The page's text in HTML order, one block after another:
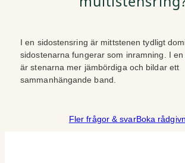
I en sidostensring är mittstenen tydligt
sidostenarna fungerar som inramning. I en
är stenarna mer jämbördiga och bildar ett
sammanhängande band.
Fler frågor & svarBoka